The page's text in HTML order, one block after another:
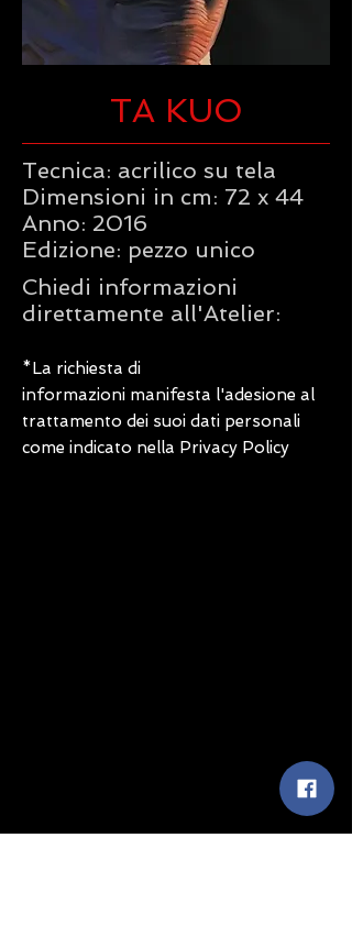
TA KUO
Tecnica: acrilico su tela
Dimensioni in cm: 72 x 44
Anno: 2016
Edizione: pezzo unico
Chiedi informazioni
direttamente all'Atelier:
*La richiesta di
informazioni manifesta l'adesione al
trattamento dei suoi dati personali
come indicato nella Privacy Policy